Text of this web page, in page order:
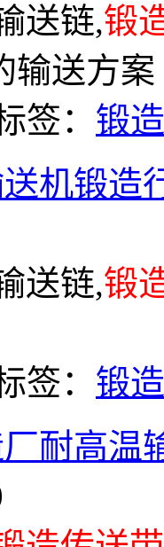
送链,锻
输送方案
签： 锻
机锻造
送链,锻
签： 锻
耐高温